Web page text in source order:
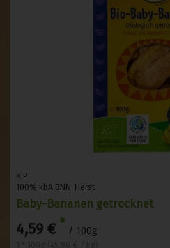
KIP
100% kbA BNN-Herst
Baby-Bananen getrocknet
4,59 € * / 100g